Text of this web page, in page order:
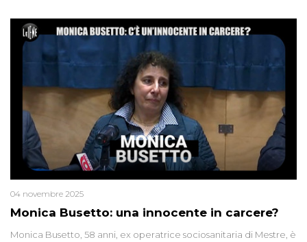
Monica Busetto: una innocente in carcere?
04 novembre 2025
Monica Busetto, 58 anni, ex operatrice sociosanitaria di Mestre, è